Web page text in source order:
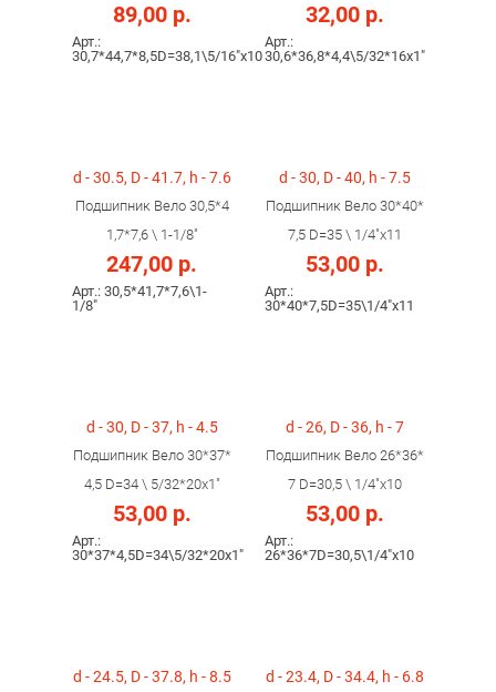
89,00 р.
Арт.:
30,7*44,7*8,5D=38,1\5/16"x10
32,00 р.
Арт.:
30,6*36,8*4,4\5/32*16x1"
d - 30.5, D - 41.7, h - 7.6
Подшипник Вело 30,5*4
1,7*7,6 \ 1-1/8"
247,00 р.
Арт.: 30,5*41,7*7,6\1-
1/8"
d - 30, D - 40, h - 7.5
Подшипник Вело 30*40*
7,5 D=35 \ 1/4"x11
53,00 р.
Арт.:
30*40*7,5D=35\1/4"x11
d - 30, D - 37, h - 4.5
Подшипник Вело 30*37*
4,5 D=34 \ 5/32*20x1"
53,00 р.
Арт.:
30*37*4,5D=34\5/32*20x1"
d - 26, D - 36, h - 7
Подшипник Вело 26*36*
7 D=30,5 \ 1/4"x10
53,00 р.
Арт.:
26*36*7D=30,5\1/4"x10
d - 24.5, D - 37.8, h - 8.5 d - 23.4, D - 34.4, h - 6.8